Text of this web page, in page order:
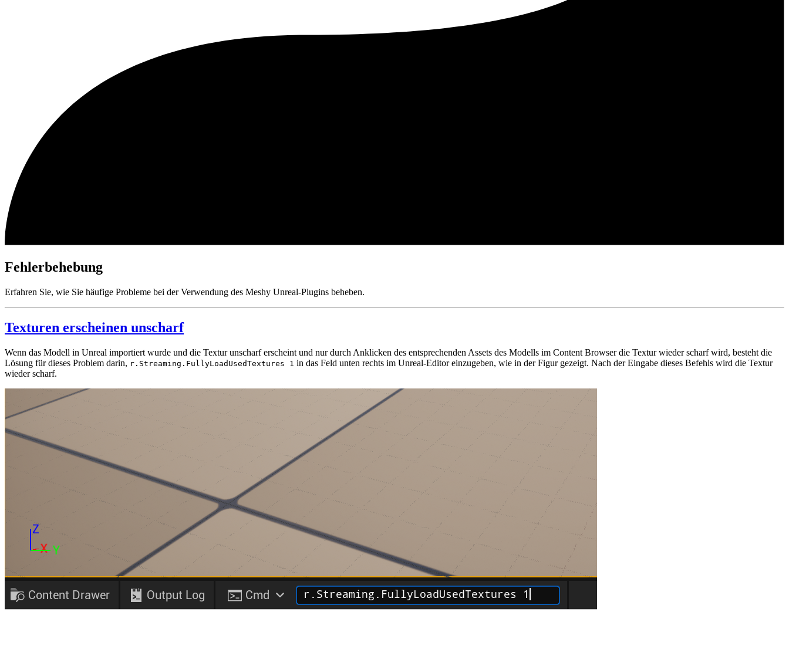
Fehlerbehebung
Erfahren Sie, wie Sie häufige Probleme bei der Verwendung des Meshy Unreal-Plugins beheben.
Texturen erscheinen unscharf
Wenn das Modell in Unreal importiert wurde und die Textur unscharf erscheint und nur durch Anklicken des entsprechenden Assets des Modells im Content Browser die Textur wieder scharf wird, besteht die
Lösung für dieses Problem darin, r.Streaming.FullyLoadUsedTextures 1 in das Feld unten rechts im Unreal-Editor einzugeben, wie in der Figur gezeigt. Nach der Eingabe dieses Befehls wird die Textur
wieder scharf.